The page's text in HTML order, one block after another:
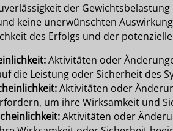
der
keine unerwünschten
des Erfolgs und der
Aktivitäten oder
die Leistung oder Sicherheit des
:Aktivitäten oder
um ihre Wirksamkeit und
:Aktivitäten oder